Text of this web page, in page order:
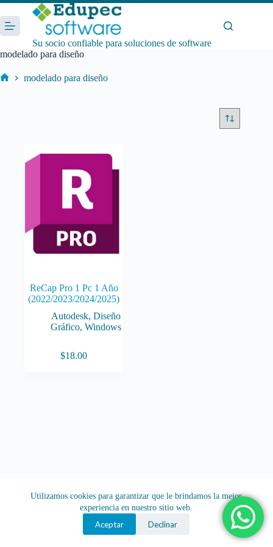
Saltar
al
contenido
Utilizamos cookies para garantizar que le brindamos la mejor
experiencia en nuestro sitio web.
Aceptar Declinar
Su socio confiable para soluciones de software
modelado para diseño
modelado para diseño
ReCap Pro 1 Pc 1 Año
(2022/2023/2024/2025)
Autodesk,Diseño
Gráfico,Windows
$18.00